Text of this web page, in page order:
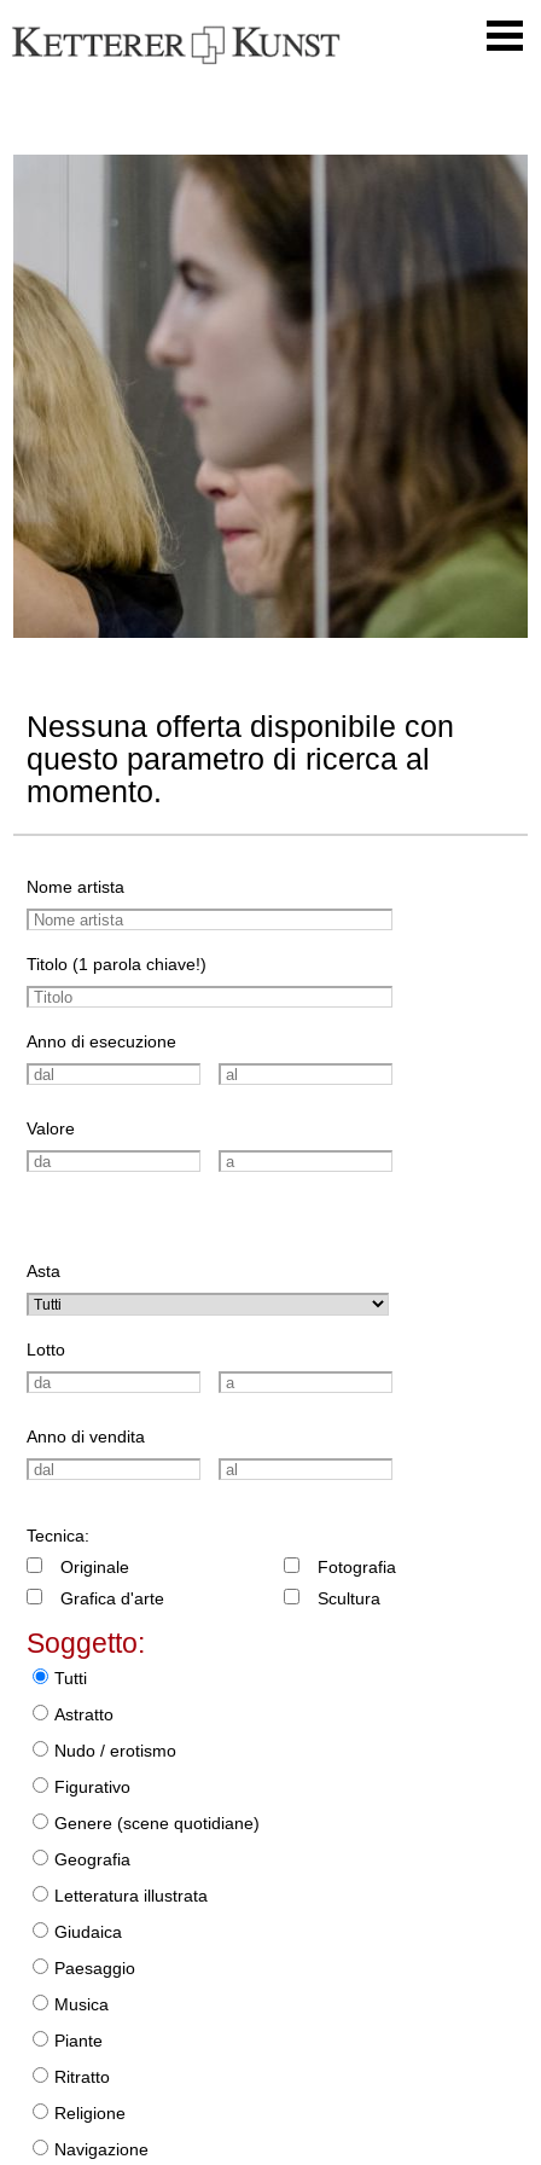
Nessuna offerta disponibile con
questo parametro di ricerca al
momento.
Nome artista
Titolo (1 parola chiave!)
Anno di esecuzione
Valore
Asta
Lotto
Anno di vendita
Tecnica:
Originale
Grafica d'arte
Fotografia
Scultura
Soggetto:
Tutti
Astratto
Nudo / erotismo
Figurativo
Genere (scene quotidiane)
Geografia
Letteratura illustrata
Giudaica
Paesaggio
Musica
Piante
Ritratto
Religione
Navigazione